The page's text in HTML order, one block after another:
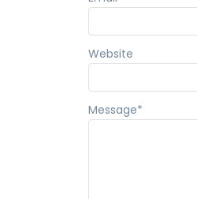
Message*
Website